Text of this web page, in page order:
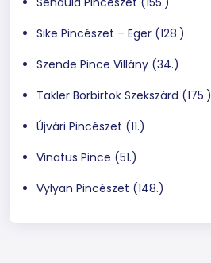
Sike Pincészet – Eger (128.)
Szende Pince Villány (34.)
Takler Borbirtok Szekszárd (175.)
Újvári Pincészet (11.)
Vinatus Pince (51.)
Vylyan Pincészet (148.)